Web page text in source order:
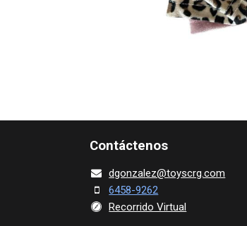
Contácte​nos
dgonza​lez@toy​scrg.c​o​m
6458-9262
Recorrido Virtual